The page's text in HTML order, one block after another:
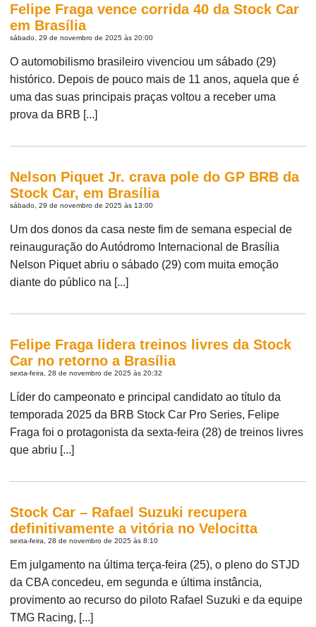
Felipe Fraga vence corrida 40 da Stock Car
em Brasília
sábado, 29 de novembro de 2025 às 20:00
O automobilismo brasileiro vivenciou um sábado (29)
histórico. Depois de pouco mais de 11 anos, aquela que é
uma das suas principais praças voltou a receber uma
prova da BRB [...]
Nelson Piquet Jr. crava pole do GP BRB da
Stock Car, em Brasília
sábado, 29 de novembro de 2025 às 13:00
Um dos donos da casa neste fim de semana especial de
reinauguração do Autódromo Internacional de Brasília
Nelson Piquet abriu o sábado (29) com muita emoção
diante do público na [...]
Felipe Fraga lidera treinos livres da Stock
Car no retorno a Brasília
sexta-feira, 28 de novembro de 2025 às 20:32
Líder do campeonato e principal candidato ao título da
temporada 2025 da BRB Stock Car Pro Series, Felipe
Fraga foi o protagonista da sexta-feira (28) de treinos livres
que abriu [...]
Stock Car – Rafael Suzuki recupera
definitivamente a vitória no Velocitta
sexta-feira, 28 de novembro de 2025 às 8:10
Em julgamento na última terça-feira (25), o pleno do STJD
da CBA concedeu, em segunda e última instância,
provimento ao recurso do piloto Rafael Suzuki e da equipe
TMG Racing, [...]